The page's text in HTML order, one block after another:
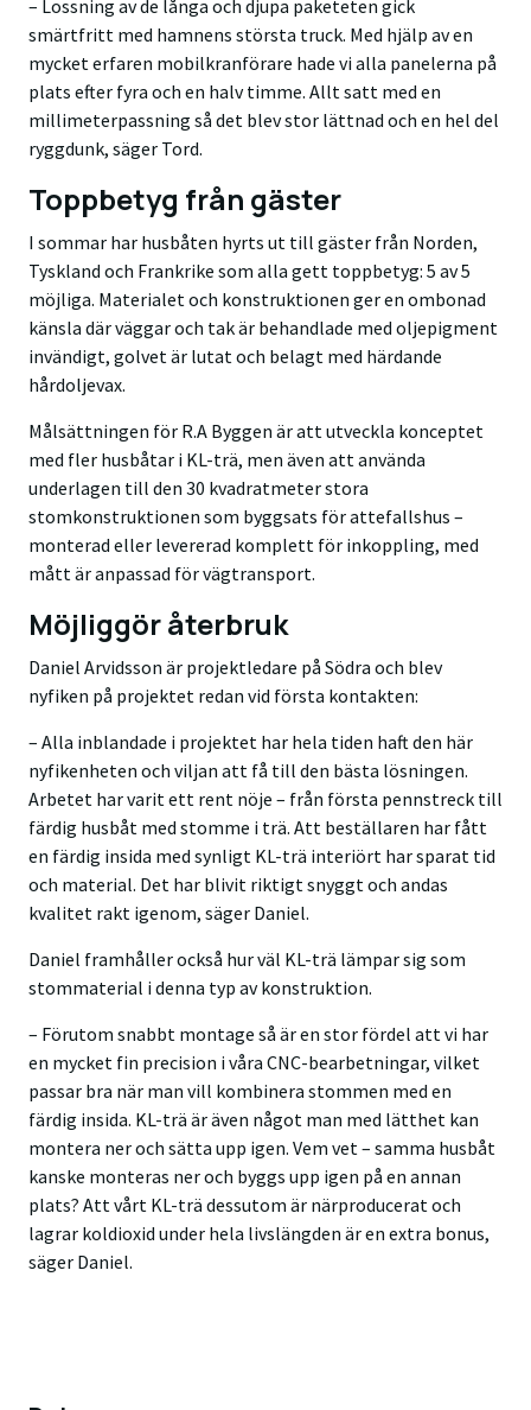
– Lossning av de långa och djupa paketeten gick
smärtfritt med hamnens största truck. Med hjälp av en
mycket erfaren mobilkranförare hade vi alla panelerna på
plats efter fyra och en halv timme. Allt satt med en
millimeterpassning så det blev stor lättnad och en hel del
ryggdunk, säger Tord.
Toppbetyg från gäster
I sommar har husbåten hyrts ut till gäster från Norden,
Tyskland och Frankrike som alla gett toppbetyg: 5 av 5
möjliga. Materialet och konstruktionen ger en ombonad
känsla där väggar och tak är behandlade med oljepigment
invändigt, golvet är lutat och belagt med härdande
hårdoljevax.
Målsättningen för R.A Byggen är att utveckla konceptet
med fler husbåtar i KL-trä, men även att använda
underlagen till den 30 kvadratmeter stora
stomkonstruktionen som byggsats för attefallshus –
monterad eller levererad komplett för inkoppling, med
mått är anpassad för vägtransport.
Möjliggör återbruk
Daniel Arvidsson är projektledare på Södra och blev
nyfiken på projektet redan vid första kontakten:
– Alla inblandade i projektet har hela tiden haft den här
nyfikenheten och viljan att få till den bästa lösningen.
Arbetet har varit ett rent nöje – från första pennstreck till
färdig husbåt med stomme i trä. Att beställaren har fått
en färdig insida med synligt KL-trä interiört har sparat tid
och material. Det har blivit riktigt snyggt och andas
kvalitet rakt igenom, säger Daniel.
Daniel framhåller också hur väl KL-trä lämpar sig som
stommaterial i denna typ av konstruktion.
– Förutom snabbt montage så är en stor fördel att vi har
en mycket fin precision i våra CNC-bearbetningar, vilket
passar bra när man vill kombinera stommen med en
färdig insida. KL-trä är även något man med lätthet kan
montera ner och sätta upp igen. Vem vet – samma husbåt
kanske monteras ner och byggs upp igen på en annan
plats? Att vårt KL-trä dessutom är närproducerat och
lagrar koldioxid under hela livslängden är en extra bonus,
säger Daniel.